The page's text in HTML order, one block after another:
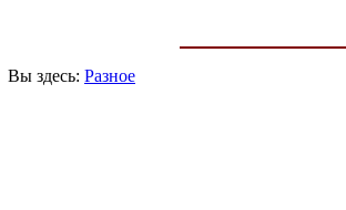
Вы здесь: Разное